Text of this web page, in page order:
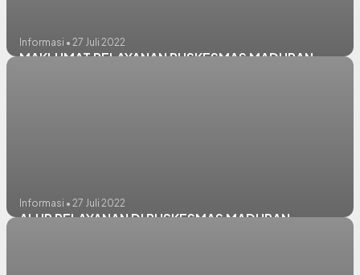
Informasi • 27 Juli 2022
MAKLUMAT PELAYANAN PUSKESMAS MADURAN
Informasi • 27 Juli 2022
ALUR PELAYANAN DI PUSKESMAS MADURAN